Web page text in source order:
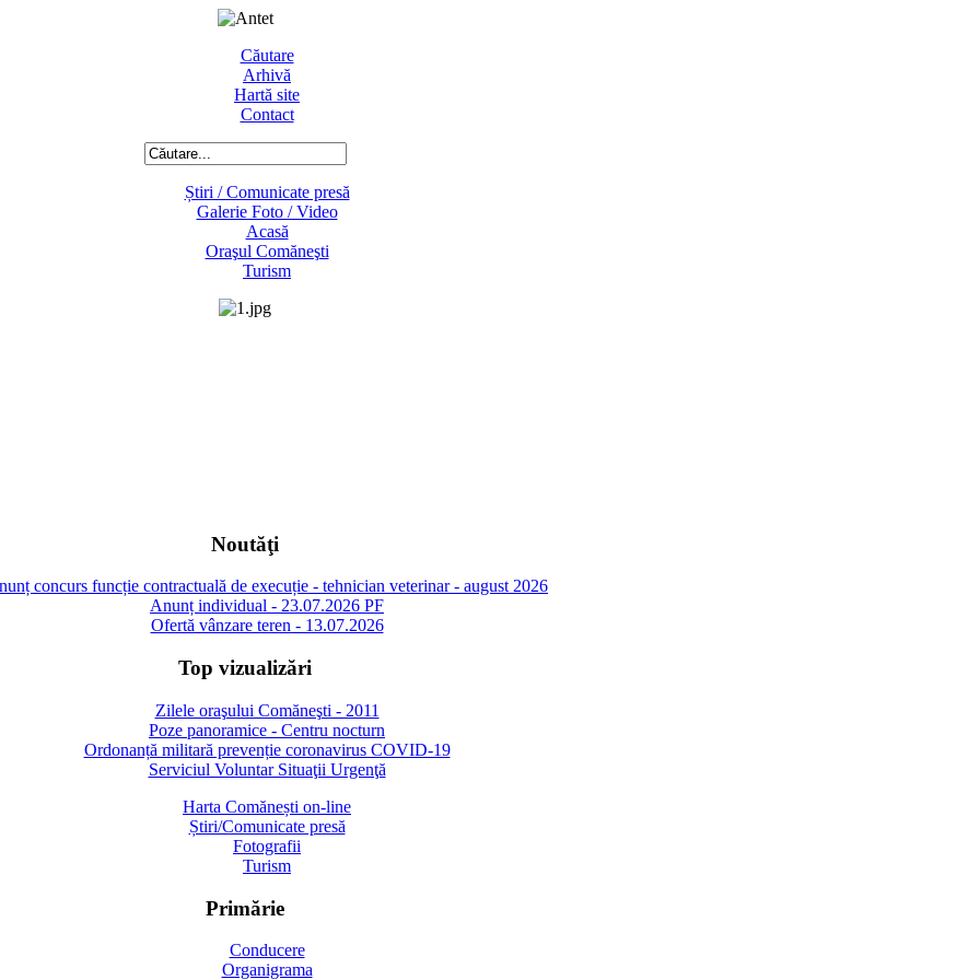
Căutare
Arhivă
Hartă site
Contact
Știri / Comunicate presă
Galerie Foto / Video
Acasă
Oraşul Comăneşti
Turism
Noutăţi
concurs funcție contractuală de execuție - tehnician veterinar - august 2026
Anunț individual - 23.07.2026 PF
Ofertă vânzare teren - 13.07.2026
Top vizualizări
Zilele oraşului Comăneşti - 2011
Poze panoramice - Centru nocturn
Ordonanță militară prevenție coronavirus COVID-19
Serviciul Voluntar Situaţii Urgenţă
Harta Comănești on-line
Știri/Comunicate presă
Fotografii
Turism
Primărie
Conducere
Organigrama